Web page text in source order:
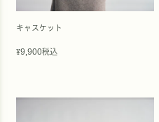
キャスケット
¥9,900税込